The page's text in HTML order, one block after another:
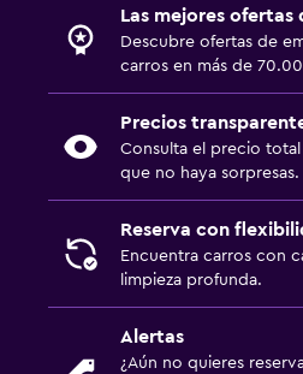
Las mejores ofertas
Descubre ofertas de
carros en más de
Precios
Consulta el precio
que no haya sorpresas.
Reserva con
Encuentra carros con
limpieza profunda.
Alertas
¿Aún no quieres